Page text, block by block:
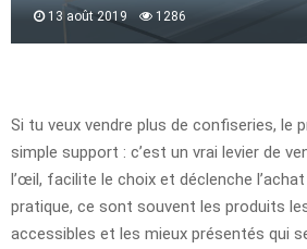
13 août 2019 1286
Si tu veux vendre plus de confiseries, le
simple support : c’est un vrai levier de
l’œil, facilite le choix et déclenche l’achat
pratique, ce sont souvent les produits
accessibles et les mieux présentés qui